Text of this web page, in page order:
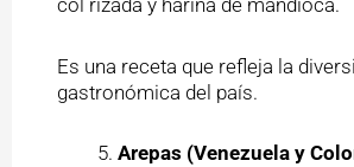
Es una receta que refleja la
gastronómica del país.
Arepas (Venezuela y